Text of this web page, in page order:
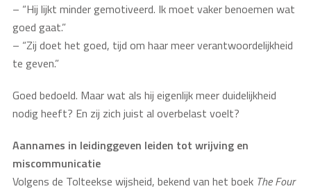
– “Hij lijkt minder gemotiveerd. Ik moet vaker benoemen wat
goed gaat.”
– “Zij doet het goed, tijd om haar meer verantwoordelijkheid
te geven.”
Goed bedoeld. Maar wat als hij eigenlijk meer duidelijkheid
nodig heeft? En zij zich juist al overbelast voelt?
Aannames in leidinggeven leiden tot wrijving en
miscommunicatie
Volgens de Tolteekse wijsheid, bekend van het boek The Four